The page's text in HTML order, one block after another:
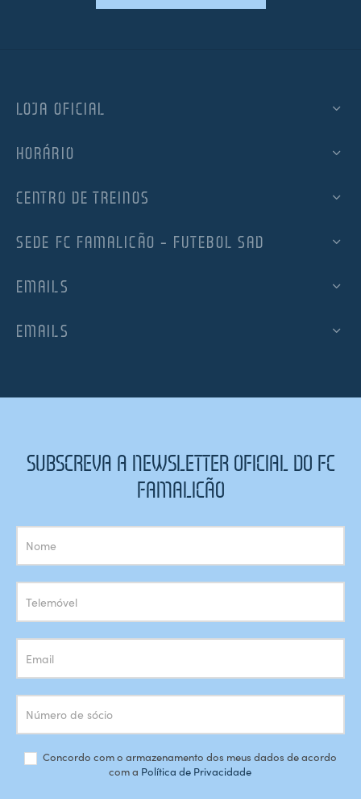
LOJA OFICIAL
HORÁRIO
CENTRO DE TREINOS
SEDE FC FAMALICÃO – FUTEBOL SAD
EMAILS
EMAILS
SUBSCREVA A NEWSLETTER OFICIAL DO FC
FAMALICÃO
Subscrição
Newsletter
Concordo com o armazenamento dos meus dados de acordo
com a Política de Privacidade